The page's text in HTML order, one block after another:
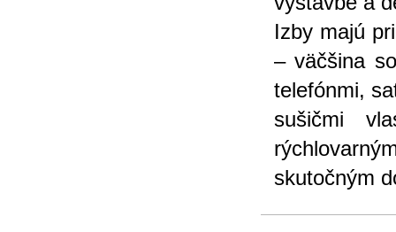
Izby majú
– väčšina
telefónmi,
sušičmi
skutočným